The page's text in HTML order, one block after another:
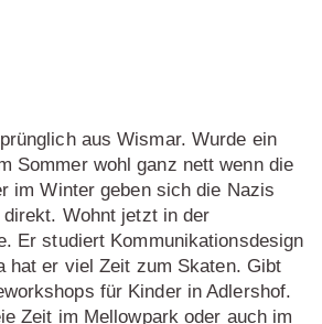
aus Wismar. Wurde ein
Sommer wohl ganz nett wenn die
im Winter geben sich die Nazis
Wohnt jetzt in der
Er studiert Kommunikationsdesign
hat er viel Zeit zum Skaten. Gibt
für Kinder in Adlershof.
Zeit im Mellowpark oder auch im